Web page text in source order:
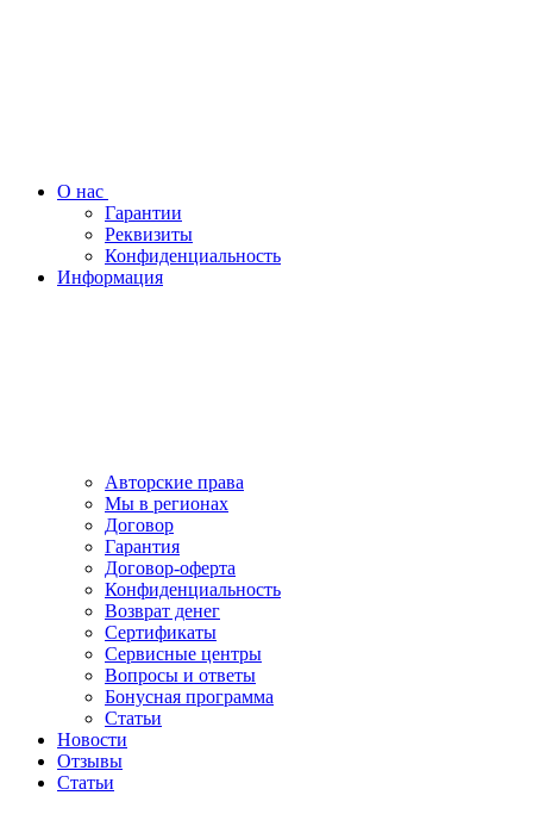
О нас
Гарантии
Реквизиты
Конфиденциальность
Информация
Авторские права
Мы в регионах
Договор
Гарантия
Договор-оферта
Конфиденциальность
Возврат денег
Сертификаты
Сервисные центры
Вопросы и ответы
Бонусная программа
Статьи
Новости
Отзывы
Статьи